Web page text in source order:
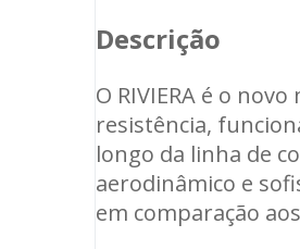
Descrição
O RIVIERA é o
resistência,
longo da linha de
aerodinâmico e
em comparação